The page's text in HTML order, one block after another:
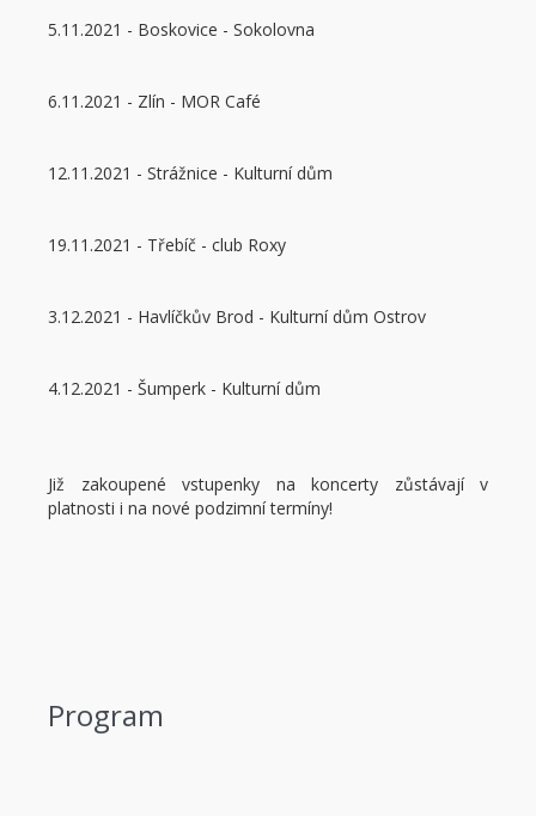
5.11.2021 - Boskovice - Sokolovna
6.11.2021 - Zlín - MOR Café
12.11.2021 - Strážnice - Kulturní dům
19.11.2021 - Třebíč - club Roxy
3.12.2021 - Havlíčkův Brod - Kulturní dům Ostrov
4.12.2021 - Šumperk - Kulturní dům
Již zakoupené vstupenky na koncerty zůstávají v
platnosti i na nové podzimní termíny!
Program